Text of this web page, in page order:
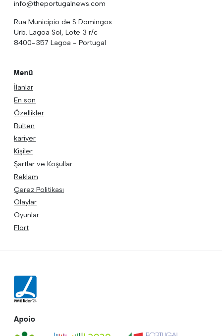
info@theportugalnews.com
Rua Municipio de S Domingos
Urb. Lagoa Sol, Lote 3 r/c
8400-357 Lagoa - Portugal
Menü
İlanlar
En son
Özellikler
Bülten
kariyer
Kişiler
Şartlar ve Koşullar
Reklam
Çerez Politikası
Olaylar
Oyunlar
Flört
Apoio